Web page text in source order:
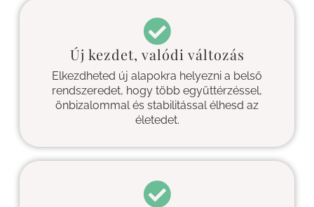
Új kezdet, valódi változás
Elkezdheted új alapokra helyezni a belső
rendszeredet, hogy több együttérzéssel,
önbizalommal és stabilitással élhesd az
életedet.